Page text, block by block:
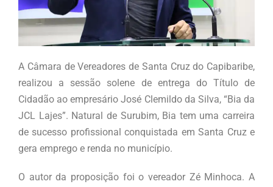
A Câmara de Vereadores de Santa Cruz do Capibaribe,
realizou a sessão solene de entrega do Título de
Cidadão ao empresário José Clemildo da Silva, “Bia da
JCL Lajes”. Natural de Surubim, Bia tem uma carreira
de sucesso profissional conquistada em Santa Cruz e
gera emprego e renda no município.
O autor da proposição foi o vereador Zé Minhoca. A